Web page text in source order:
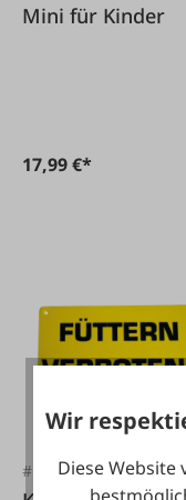
Mini für Kinder
17,99 €*
#FA23212
Wir
Diese Website